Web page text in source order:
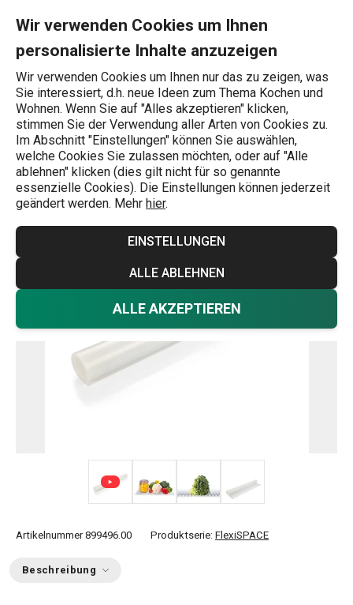
Wir verwenden Cookies um Ihnen
personalisierte Inhalte anzuzeigen
Wir verwenden Cookies um Ihnen nur das zu zeigen, was
Sie interessiert, d.h. neue Ideen zum Thema Kochen und
Wohnen. Wenn Sie auf "Alles akzeptieren" klicken,
stimmen Sie der Verwendung aller Arten von Cookies zu.
Im Abschnitt "Einstellungen" können Sie auswählen,
welche Cookies Sie zulassen möchten, oder auf "Alle
ablehnen" klicken (dies gilt nicht für so genannte
essenzielle Cookies). Die Einstellungen können jederzeit
geändert werden. Mehr hier.
EINSTELLUNGEN
ALLE ABLEHNEN
ALLE AKZEPTIEREN
Wonach suchen Sie?
Küchenorganizer
Antibakterielle Kühlschrankmatte
FlexiSPACE 150 x 50 cm
Artikelnummer 899496.00 Produktserie: FlexiSPACE
Beschreibung